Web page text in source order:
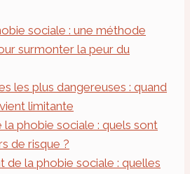
sociale : une méthode
surmonter la peur du
les plus dangereuses : quand
limitante
la phobie sociale : quels sont
de risque ?
de la phobie sociale : quelles